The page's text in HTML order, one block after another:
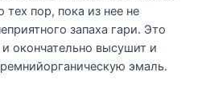
пор, пока из нее не
запаха гари. Это
окончательно высушит и
эмаль.